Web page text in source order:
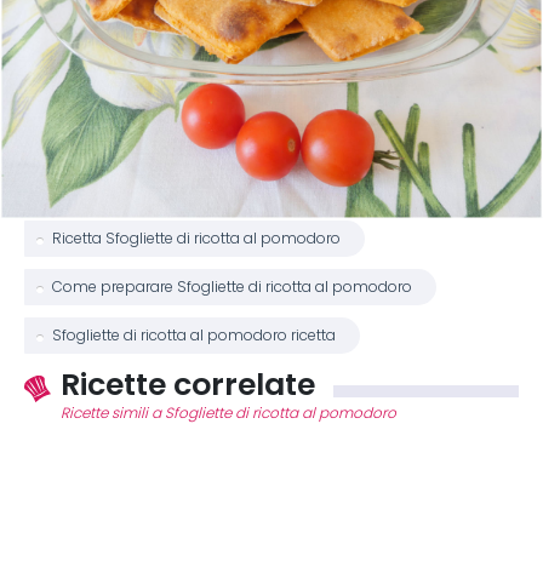
Ricetta Sfogliette di ricotta al pomodoro
Come preparare Sfogliette di ricotta al pomodoro
Sfogliette di ricotta al pomodoro ricetta
Ricette correlate
Ricette simili a Sfogliette di ricotta al pomodoro